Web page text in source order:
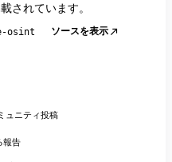
されています。
osint ソースを表示
ュニティ投稿
報告